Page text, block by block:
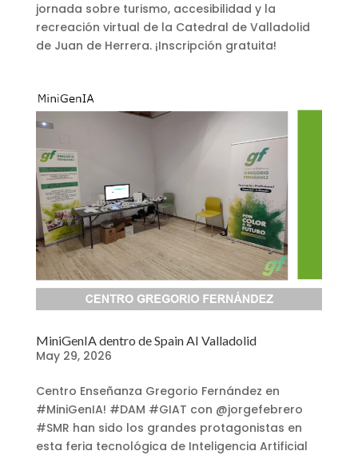
jornada sobre turismo, accesibilidad y la
recreación virtual de la Catedral de Valladolid
de Juan de Herrera. ¡Inscripción gratuita!
MiniGenIA dentro de Spain AI Valladolid
May 29, 2026
Centro Enseñanza Gregorio Fernández en
#MiniGenIA! #DAM #GIAT con @jorgefebrero
#SMR han sido los grandes protagonistas en
esta feria tecnológica de Inteligencia Artificial